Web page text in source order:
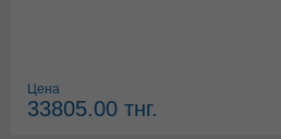
Цена
33805.00 тнг.